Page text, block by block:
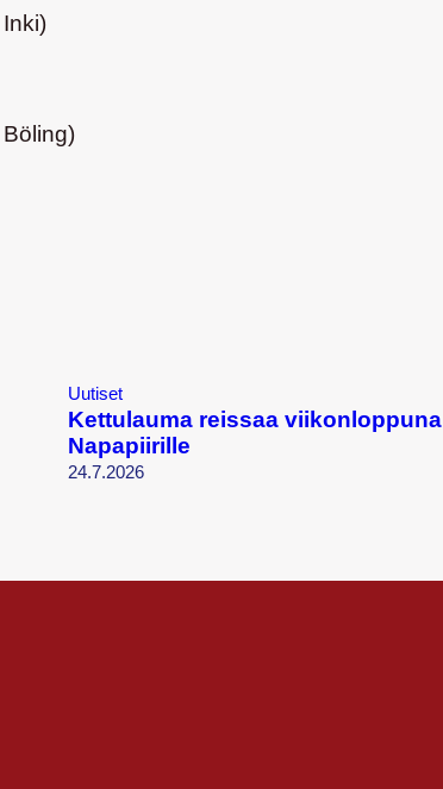
Uutiset
Kettulauma reissaa viikonloppuna
Napapiirille
24.7.2026